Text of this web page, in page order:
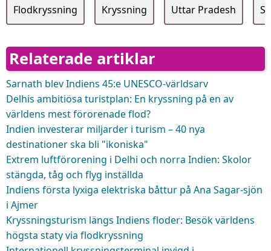
Flodkryssning Kryssning Uttar Pradesh
Relaterade artiklar
Sarnath blev Indiens 45:e UNESCO-världsarv
Delhis ambitiösa turistplan: En kryssning på en av
världens mest förorenade flod?
Indien investerar miljarder i turism – 40 nya
destinationer ska bli "ikoniska"
Extrem luftförorening i Delhi och norra Indien: Skolor
stängda, tåg och flyg inställda
Indiens första lyxiga elektriska båttur på Ana Sagar-sjön
i Ajmer
Kryssningsturism längs Indiens floder: Besök världens
högsta staty via flodkryssning